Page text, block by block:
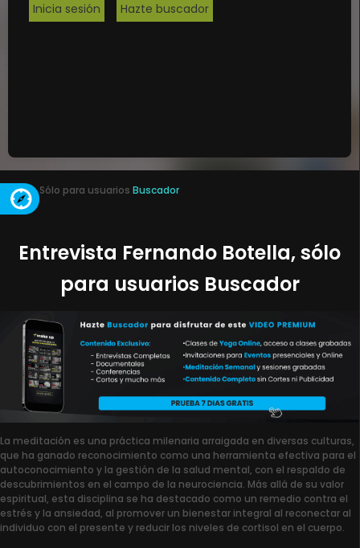
Inicia sesión Hazte buscador
Sólo para usuarios Buscador
Entrevista Fernando Botella, sólo
para usuarios Buscador
La meditación es una práctica milenaria arraigada en diversas culturas,
que ha ganado reconocimiento como una herramienta efectiva para el
autoconocimiento y la gestión de la salud mental, con el respaldo de
descubrimientos en el campo de la neurociencia. Más allá de su valor
espiritual, esta disciplina se ha destacado como un remedio contra el
estrés y la ansiedad, al promover un bienestar integral al reconectar al
individuo con el presente y reducir los niveles de cortisol en el cuerpo.